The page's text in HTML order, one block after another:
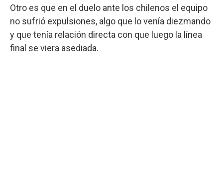
Otro es que en el duelo ante los chilenos el equipo
no sufrió expulsiones, algo que lo venía diezmando
y que tenía relación directa con que luego la línea
final se viera asediada.